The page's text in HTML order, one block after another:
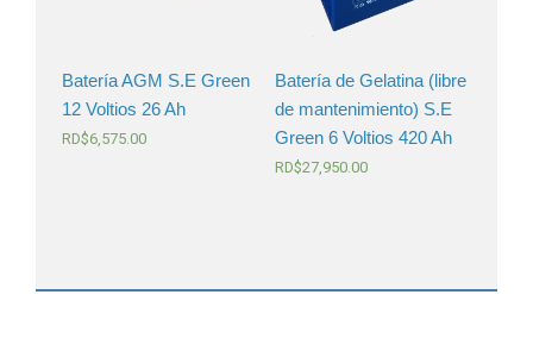
Batería AGM S.E Green
12 Voltios 26 Ah
RD$6,575.00
Batería de Gelatina (libre
de mantenimiento) S.E
Green 6 Voltios 420 Ah
RD$27,950.00